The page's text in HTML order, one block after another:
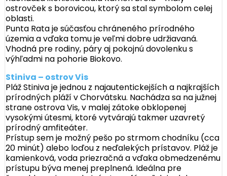
ostrovček s borovicou, ktorý sa stal symbolom celej
oblasti.
Punta Rata je súčasťou chráneného prírodného
územia a vďaka tomu je veľmi dobre udržiavaná.
Vhodná pre rodiny, páry aj pokojnú dovolenku s
výhľadmi na pohorie Biokovo.
Stiniva – ostrov Vis
Pláž Stiniva je jednou z najautentickejších a najkrajších
prírodných pláží v Chorvátsku. Nachádza sa na južnej
strane ostrova Vis, v malej zátoke obklopenej
vysokými útesmi, ktoré vytvárajú takmer uzavretý
prírodný amfiteáter.
Prístup sem je možný pešo po strmom chodníku (cca
20 minút) alebo loďou z neďalekých prístavov. Pláž je
kamienková, voda priezračná a vďaka obmedzenému
prístupu býva menej preplnená. Ideálna pre